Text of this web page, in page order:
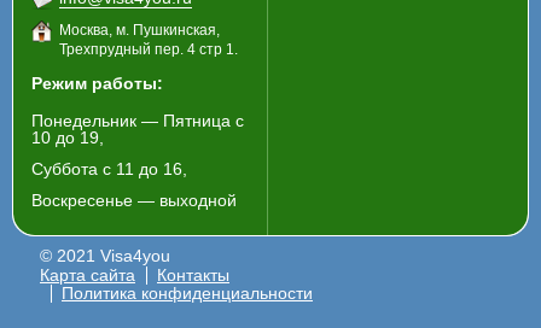
Москва, м. Пушкинская,
Трехпрудный пер. 4 стр 1.
Режим работы:
Понедельник — Пятница с
10 до 19,
Суббота с 11 до 16,
Воскресенье — выходной
© 2021 Visa4you
Карта сайта
Контакты
Политика конфиденциальности